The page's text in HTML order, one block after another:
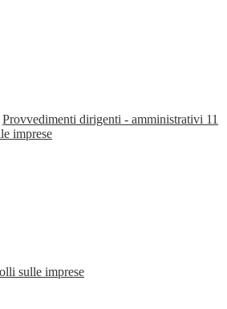
Provvedimenti dirigenti - amministrativi 11
imprese
sulle imprese